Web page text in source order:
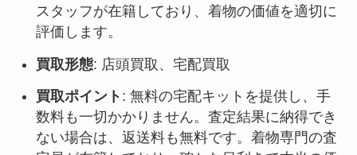
スタッフが在籍しており、着物の価値を適切に
評価します。
買取形態: 店頭買取、宅配買取
買取ポイント : 無料の宅配キットを提供し、手
数料も一切かかりません。査定結果に納得でき
ない場合は、返送料も無料です。着物専門の査